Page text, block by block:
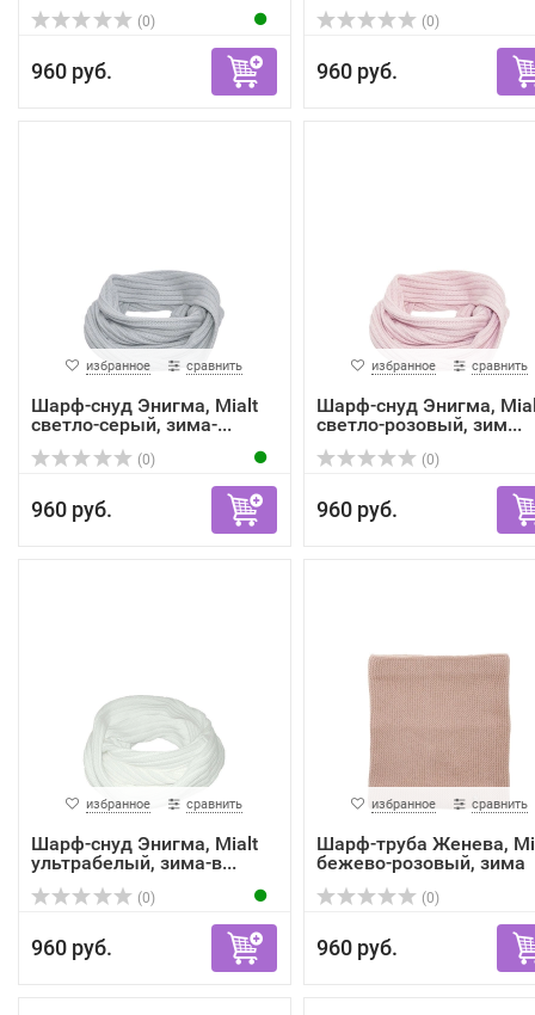
(0)
960 руб.
(0)
960 руб.
избранное сравнить
Шарф-снуд Энигма, Mialt
светло-серый, зима-...
(0)
960 руб.
избранное сравнить
Шарф-снуд Энигма,
светло-розовый, зим...
(0)
960 руб.
избранное сравнить
Шарф-снуд Энигма, Mialt
ультрабелый, зима-в...
(0)
960 руб.
избранное сравнить
Шарф-труба Женева,
бежево-розовый, зима
(0)
960 руб.